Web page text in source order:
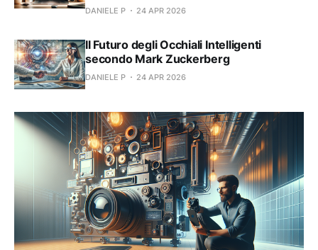
DANIELE P 24 APR 2026
Il Futuro degli Occhiali Intelligenti
secondo Mark Zuckerberg
DANIELE P 24 APR 2026